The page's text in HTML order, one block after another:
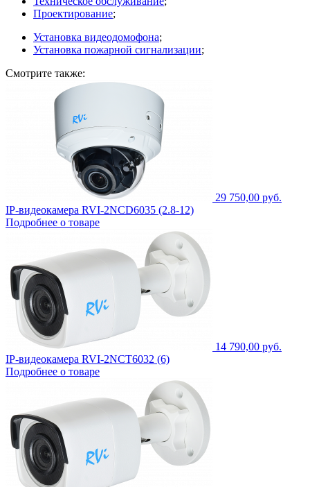
Проектирование;
Установка видеодомофона;
Установка пожарной сигнализации;
Смотрите также:
29 750,00 руб.
IP-видеокамера RVI-2NCD6035 (2.8-12)
Подробнее о товаре
14 790,00 руб.
IP-видеокамера RVI-2NCT6032 (6)
Подробнее о товаре